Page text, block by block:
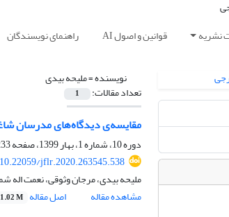
نشریه قوانین و اصول AI راهنمای نویسندگان
نویسنده =ملیحه بیدی
تعداد مقالات: 1
مقایسه‌ی دیدگاه‌های مدرسان
دوره 10، شماره 1، بهار 1399، صفحه
259
10.22059/jflr.2020.263545.538
ملیحه بیدی، مرجان وثوقی، نعمت اله
مشاهده مقاله
اصل مقاله 1.02 M